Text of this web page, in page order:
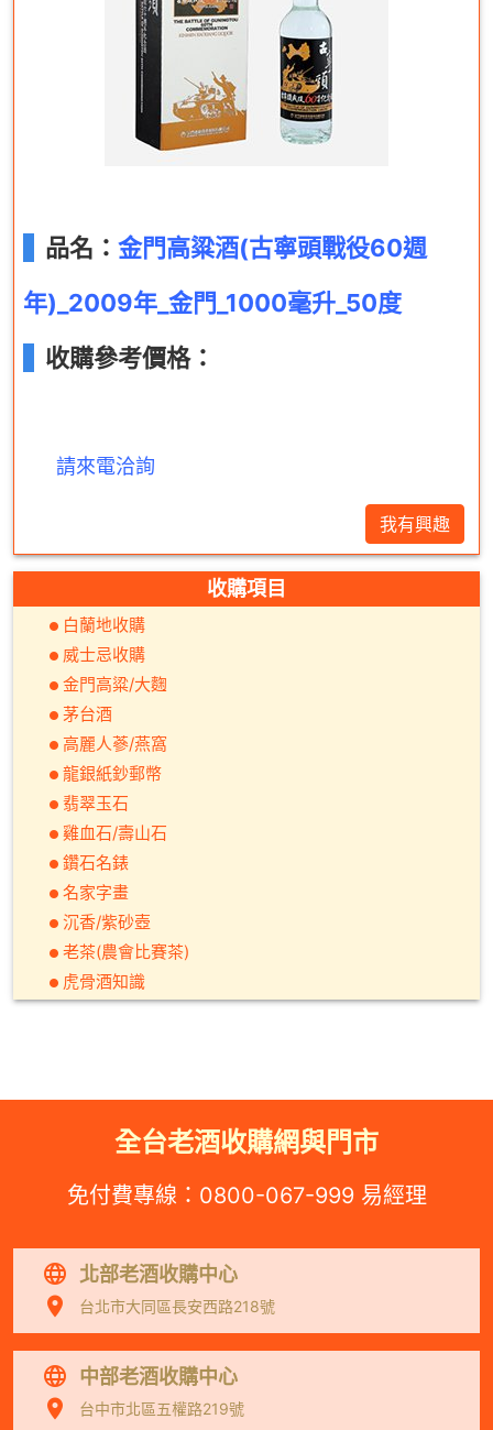
品名： 金門高粱酒(古寧頭戰役60週
年)_2009年_金門_1000毫升_50度
收購參考價格：
請來電洽詢
我有興趣
收購項目
白蘭地收購
威士忌收購
金門高粱/大麴
茅台酒
高麗人蔘/燕窩
龍銀紙鈔郵幣
翡翠玉石
雞血石/壽山石
鑽石名錶
名家字畫
沉香/紫砂壺
老茶(農會比賽茶)
虎骨酒知識
全台老酒收購網與門市
免付費專線： 0800-067-999易經理
北部老酒收購中心
台北市大同區長安西路218號
中部老酒收購中心
台中市北區五權路219號